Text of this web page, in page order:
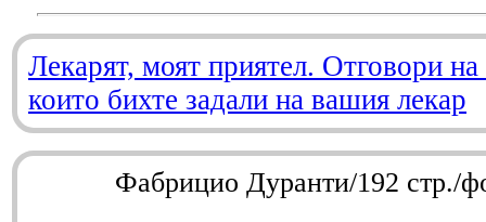
Лекарят, моят приятел. Отговори
които бихте задали на вашия лекар
Фабрицио Дуранти/192 стр./